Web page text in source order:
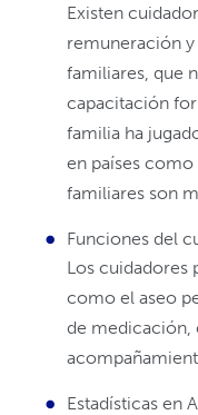
Existen
remuneración
familiares, que
capacitación
familia ha
en países como
familiares son
Funciones del
Los cuidadores
como el aseo
de medicación,
Estadísticas en